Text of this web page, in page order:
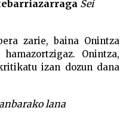
Sei
zarie, baina Onintza
Onintza,
izan dozun dana
lana